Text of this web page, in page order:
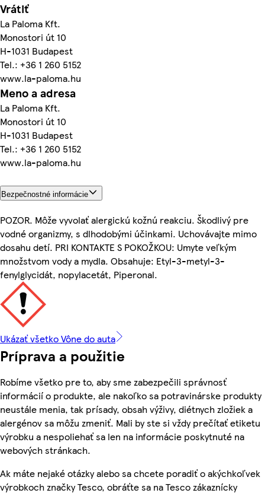
Vrátiť
La Paloma Kft.
Monostori út 10
H-1031 Budapest
Tel.: +36 1 260 5152
www.la-paloma.hu
Meno a adresa
La Paloma Kft.
Monostori út 10
H-1031 Budapest
Tel.: +36 1 260 5152
www.la-paloma.hu
Bezpečnostné informácie
POZOR. Môže vyvolať alergickú kožnú reakciu. Škodlivý pre
vodné organizmy, s dlhodobými účinkami. Uchovávajte mimo
dosahu detí. PRI KONTAKTE S POKOŽKOU: Umyte veľkým
množstvom vody a mydla. Obsahuje: Etyl-3-metyl-3-
fenylglycidát, nopylacetát, Piperonal.
Ukázať všetko Vône do auta
Príprava a použitie
Robíme všetko pre to, aby sme zabezpečili správnosť
informácií o produkte, ale nakoľko sa potravinárske produkty
neustále menia, tak prísady, obsah výživy, diétnych zložiek a
alergénov sa môžu zmeniť. Mali by ste si vždy prečítať etiketu
výrobku a nespoliehať sa len na informácie poskytnuté na
webových stránkach.
Ak máte nejaké otázky alebo sa chcete poradiť o akýchkoľvek
výrobkoch značky Tesco, obráťte sa na Tesco zákaznícky